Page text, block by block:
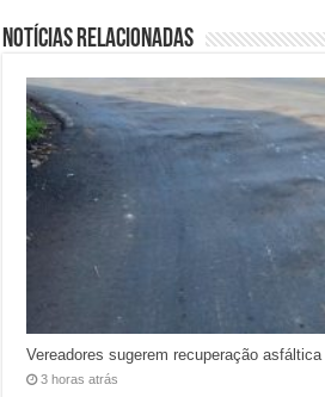
Notícias relacionadas
Vereadores sugerem recuperação
3 horas atrás